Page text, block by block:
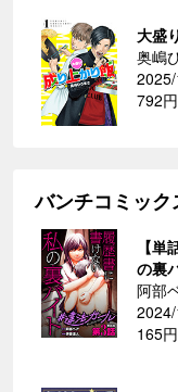
大盛
奥嶋
792円
バンチコミッ
【
の裏
阿部
165